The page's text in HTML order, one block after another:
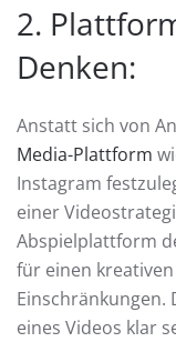
2.
Denken:
Anstatt sich von
Media-Plattform
Instagram
einer
Abspielplattform
für einen
eines Videos klar